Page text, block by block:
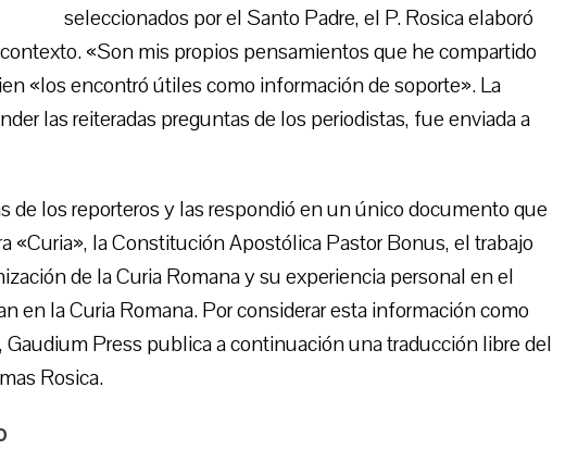
seleccionados por el Santo Padre, el P. Rosica elaboró
«Son mis propios pensamientos que he compartido
«los encontró útiles como información de soporte». La
las reiteradas preguntas de los periodistas, fue enviada a
de los reporteros y las respondió en un único documento que
«Curia», la Constitución Apostólica Pastor Bonus, el trabajo
de la Curia Romana y su experiencia personal en el
en la Curia Romana. Por considerar esta información como
Press publica a continuación una traducción libre del
Rosica.